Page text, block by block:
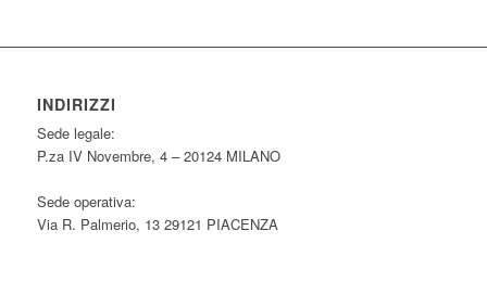
INDIRIZZI
Sede legale:
P.za IV Novembre, 4 – 20124 MILANO
Sede operativa:
Via R. Palmerio, 13 29121 PIACENZA